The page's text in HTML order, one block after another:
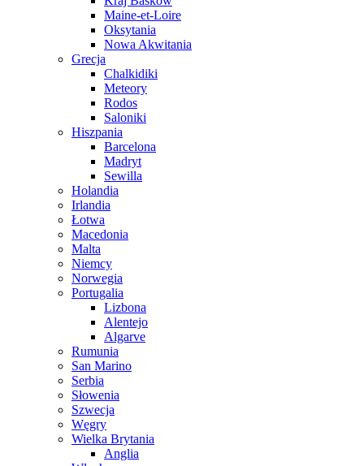
Maine-et-Loire
Oksytania
Nowa Akwitania
Grecja
Chalkidiki
Meteory
Rodos
Saloniki
Hiszpania
Barcelona
Madryt
Sewilla
Holandia
Irlandia
Łotwa
Macedonia
Malta
Niemcy
Norwegia
Portugalia
Lizbona
Alentejo
Algarve
Rumunia
San Marino
Serbia
Słowenia
Szwecja
Węgry
Wielka Brytania
Anglia